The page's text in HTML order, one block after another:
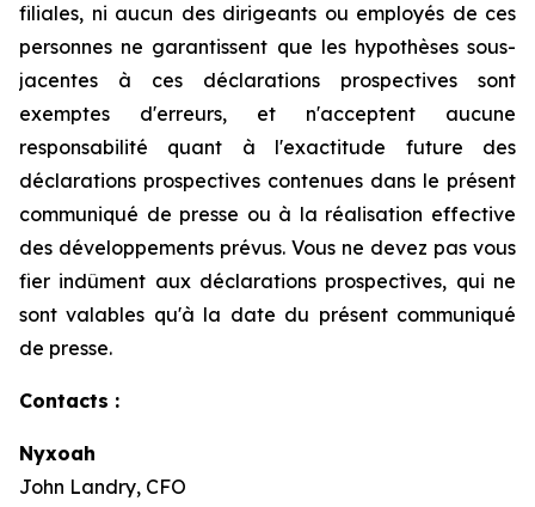
filiales, ni aucun des dirigeants ou employés de ces
personnes ne garantissent que les hypothèses sous-
jacentes à ces déclarations prospectives sont
exemptes d'erreurs, et n'acceptent aucune
responsabilité quant à l'exactitude future des
déclarations prospectives contenues dans le présent
communiqué de presse ou à la réalisation effective
des développements prévus. Vous ne devez pas vous
fier indûment aux déclarations prospectives, qui ne
sont valables qu'à la date du présent communiqué
de presse.
Contacts :
Nyxoah
John Landry, CFO